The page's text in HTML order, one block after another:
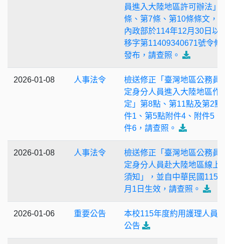
員進入大陸地區許可辦法」
條、第7條、第10條條文，
內政部於114年12月30日以
移字第11409340671號令修
發布，請查照。
2026-01-08 人事法令
檢送修正「臺灣地區公務員
定身分人員進入大陸地區作
定」第8點、第11點及第2點
件1、第5點附件4、附件5、
件6，請查照。
2026-01-08 人事法令
檢送修正「臺灣地區公務員
定身分人員赴大陸地區線上
須知」，並自中華民國115
月1日生效，請查照。
2026-01-06 重要公告
本校115年度約用護理人員
公告